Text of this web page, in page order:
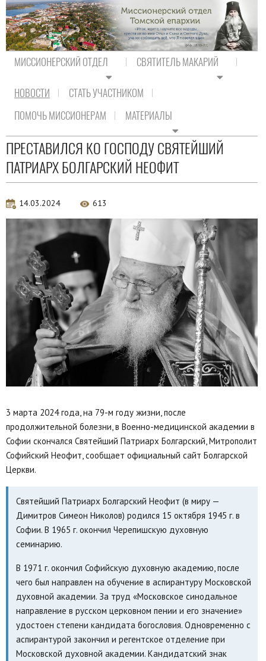
МИССИОНЕРСКИЙ ОТДЕЛ СВЯТИТЕЛЬ МАКАРИЙ
НОВОСТИ
СТАТЬ УЧАСТНИКОМ
ПОМОЧЬ МИССИОНЕРАМ
МАТЕРИАЛЫ
Новости Православия
ПРЕСТАВИЛСЯ КО ГОСПОДУ СВЯТЕЙШИЙ
ПАТРИАРХ БОЛГАРСКИЙ НЕОФИТ
14.03.2024 613
3 марта 2024 года, на 79-м году жизни, после
продолжительной болезни, в Военно-медицинской академии в
Софии скончался Святейший Патриарх Болгарский, Митрополит
Софийский Неофит, сообщает официальный сайт Болгарской
Церкви.
Святейший Патриарх Болгарский Неофит (в миру —
Димитров Симеон Николов) родился 15 октября 1945 г. в
Софии. В 1965 г. окончил Черепишскую духовную
семинарию.
В 1971 г. окончил Софийскую духовную академию, после
чего был направлен на обучение в аспирантуру Московской
духовной академии. За труд «Московское синодальное
направление в русском церковном пении и его значение»
удостоен степени кандидата богословия. Одновременно с
аспирантурой закончил и регентское отделение при
Московской духовной академии. Кандидатский знак